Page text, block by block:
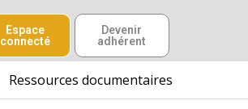
Espace
connecté
Devenir
adhérent
Ressources documentaires